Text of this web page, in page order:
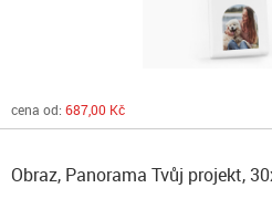
cena od: 687,00 Kč
Obraz, Panorama Tvůj projekt,